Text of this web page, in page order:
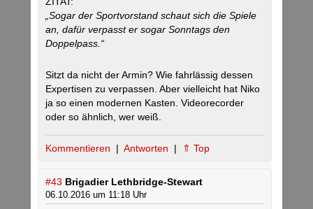
„Sogar der Sportvorstand schaut sich die Spiele
an, dafür verpasst er sogar Sonntags den
Doppelpass.“
Sitzt da nicht der Armin? Wie fahrlässig dessen
Expertisen zu verpassen. Aber vielleicht hat Niko
ja so einen modernen Kasten. Videorecorder
oder so ähnlich, wer weiß.
Kommentieren | Antworten | ⇑ Top
#43 Brigadier Lethbridge-Stewart
06.10.2016 um 11:18 Uhr